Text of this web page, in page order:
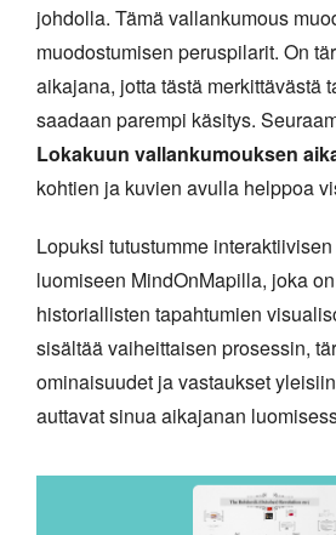
johdolla. Tämä vallankumous
muodostumisen peruspilarit. On
aikajana, jotta tästä merkittävästä
saadaan parempi käsitys.
Lokakuun vallankumouksen
kohtien ja kuvien avulla helppoa
Lopuksi tutustumme
luomiseen MindOnMapilla, joka
historiallisten tapahtumien
sisältää vaiheittaisen prosessin,
ominaisuudet ja vastaukset
auttavat sinua aikajanan